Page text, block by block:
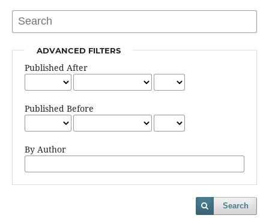
ADVANCED FILTERS
Published After
Published Before
By Author
Search